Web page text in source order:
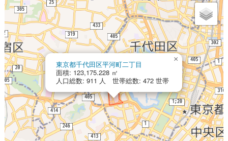
東京都千代田区平河町二丁目
面積: 123,175.228 ㎡
人口総数: 911 人 世帯総数: 472 世帯
×